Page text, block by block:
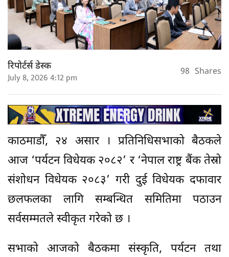
रिपोर्टर्स डेस्क
July 8, 2026 4:12 pm 98 Shares
काठमाडौँ, २४ असार । प्रतिनिधिसभाको बैठकले
आज ‘पर्यटन विधेयक २०८२’ र ‘नेपाल राष्ट्र बैंक तेस्रो
संशोधन विधेयक २०८३’ गरी दुई विधेयक दफावार
छलफलका लागि सम्बन्धित समितिमा पठाउन
सर्वसम्मतले स्वीकृत गरेको छ ।
सभाको आजको बैठकमा संस्कृति, पर्यटन तथा